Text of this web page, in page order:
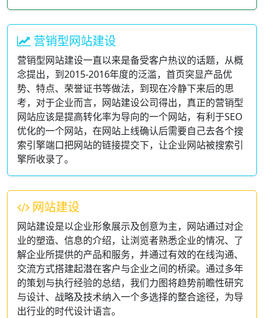
营销型网站建设
营销型网站建设一直以来是备受客户热议的话题，从概
念提出，到2015-2016年度的泛滥，首页突显产品优
势、特点、荣誉证书等做法，到现在冷静下来后的思
考，对于企业而言，网站建设公司得出，真正的营销型
网站应该是提高转化率为导向的一个网站，有利于SEO
优化的一个网站，在网站上线确认后需要自己去各个搜
索引擎端口把网站的链接提交下，让企业网站被搜索引
擎所收录了。
网站建设
网站建设是以企业形象展示及创意为主，网站通过对企
业的塑造、信息的介绍，让浏览者熟悉企业的情况、了
解企业所提供的产品和服务，并通过有效的在线沟通、
交流方式搭建起潜在客户与企业之间的桥梁。通过多年
的策划与执行经验的总结，我们力图将趋势前瞻性研究
与设计、战略及技术纳入一个多选择的整合途径，为导
出行业的时代设计语言。